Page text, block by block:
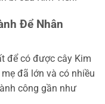
Để Nhân
để có được cây Kim
đã lớn và có nhiều
công gần như